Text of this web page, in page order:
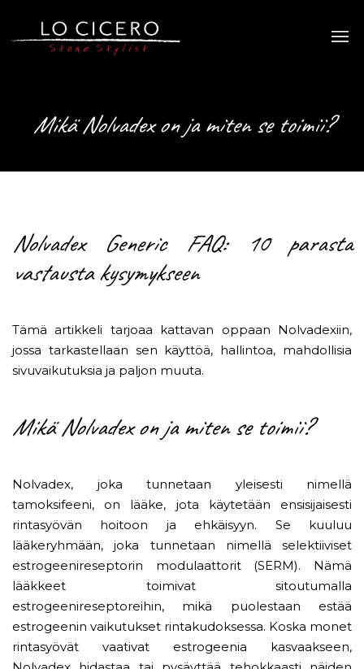
Mikä Nolvadex on ja miten se toimii?
Nolvadex Generic FAQ: 10 parasta
vastausta kysymykseen
Tämä artikkeli tarjoaa kattavan oppaan Nolvadexiin,
jossa tarkastellaan sen käyttöä, hallintoa, mahdollisia
sivuvaikutuksia ja paljon muuta.
Mikä Nolvadex on ja miten se toimii?
Nolvadex, joka tunnetaan yleisesti nimellä
tamoksifeeni, on lääke, jota käytetään ensisijaisesti
rintasyövän hoitoon ja ehkäisyyn. Se kuuluu
lääkeryhmään, joka tunnetaan nimellä selektiiviset
estrogeenireseptorin modulaattorit (SERM). Nämä
lääkkeet toimivat sitoutumalla
estrogeenireseptoreihin, mikä puolestaan ​​estää
estrogeenin vaikutukset rintakudoksessa. Koska monet
rintasyövät vaativat estrogeenia kasvaakseen,